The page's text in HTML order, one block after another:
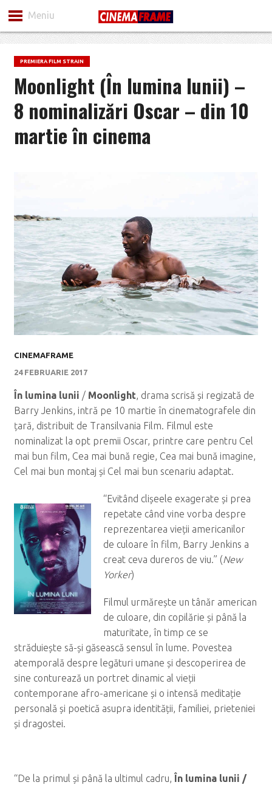
Meniu
PREMIERA FILM STRAIN
Moonlight (În lumina lunii) –
8 nominalizări Oscar – din 10
martie în cinema
CINEMAFRAME
24 FEBRUARIE 2017
În lumina lunii / Moonlight, drama scrisă și regizată de
Barry Jenkins, intră pe 10 martie în cinematografele din
țară, distribuit de Transilvania Film. Filmul este
nominalizat la opt premii Oscar, printre care pentru Cel
mai bun film, Cea mai bună regie, Cea mai bună imagine,
Cel mai bun montaj și Cel mai bun scenariu adaptat.
“Evitând clișeele exagerate și prea
repetate când vine vorba despre
reprezentarea vieții americanilor
de culoare în film, Barry Jenkins a
creat ceva dureros de viu.” (New
Yorker)
Filmul urmărește un tânăr american
de culoare, din copilărie și până la
maturitate, în timp ce se
străduiește să-și găsească sensul în lume. Povestea
atemporală despre legături umane și descoperirea de
sine conturează un portret dinamic al vieții
contemporane afro-americane și o intensă meditație
personală și poetică asupra identității, familiei, prieteniei
și dragostei.
“De la primul și până la ultimul cadru, În lumina lunii /